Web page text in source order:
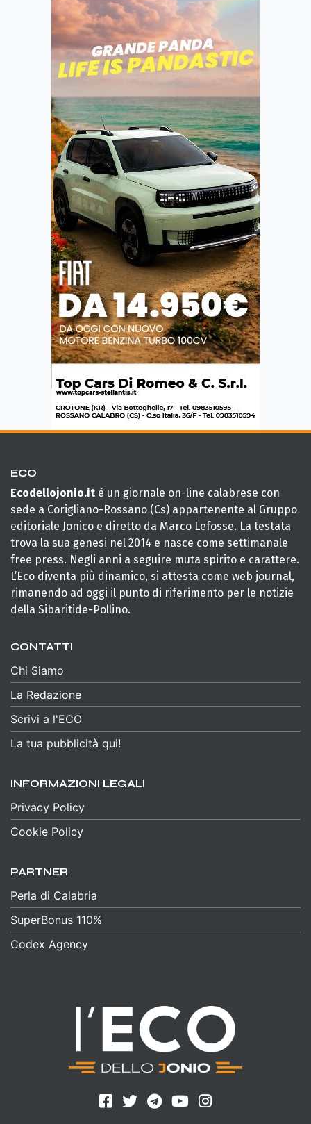
ECO
Ecodellojonio.it è un giornale on-line calabrese con
sede a Corigliano-Rossano (Cs) appartenente al Gruppo
editoriale Jonico e diretto da Marco Lefosse. La testata
trova la sua genesi nel 2014 e nasce come settimanale
free press. Negli anni a seguire muta spirito e carattere.
L’Eco diventa più dinamico, si attesta come web journal,
rimanendo ad oggi il punto di riferimento per le notizie
della Sibaritide-Pollino.
CONTATTI
Chi Siamo
La Redazione
Scrivi a l'ECO
La tua pubblicità qui!
INFORMAZIONI LEGALI
Privacy Policy
Cookie Policy
PARTNER
Perla di Calabria
SuperBonus 110%
Codex Agency